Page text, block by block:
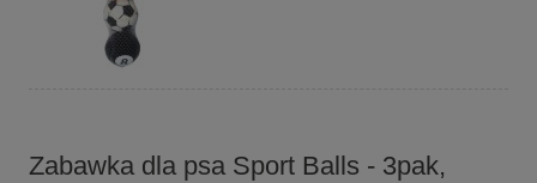
Zabawka dla psa Sport Balls - 3pak,